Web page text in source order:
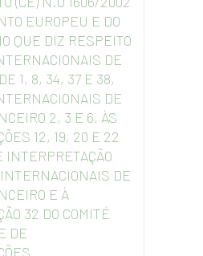
EUROPEU E DO
QUE DIZ RESPEITO
DE
1, 8, 34, 37 E 38,
DE
2, 3 E 6, ÀS
12, 19, 20 E 22
INTERPRETAÇÃO
DE
E À
32 DO COMITÉ
DE